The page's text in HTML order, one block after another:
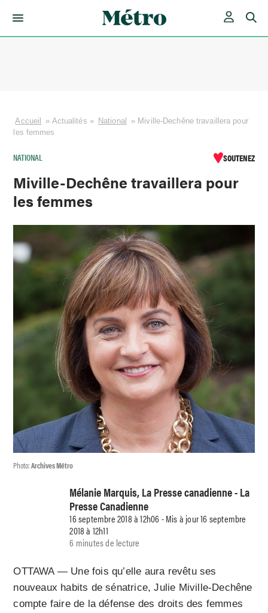
Accueil » Actualités » National » Miville-Dechêne travaillera pour
les femmes
NATIONAL SOUTENEZ
Miville-Dechêne travaillera pour
les femmes
Photo:Archives Métro
Mélanie Marquis, La Presse canadienne - La
Presse Canadienne
16 septembre 2018 à 12h06 - Mis à jour 16 septembre
2018 à 12h11
6 minutes de lecture
OTTAWA — Une fois qu’elle aura revêtu ses
nouveaux habits de sénatrice, Julie Miville-Dechêne
compte faire de la défense des droits des femmes